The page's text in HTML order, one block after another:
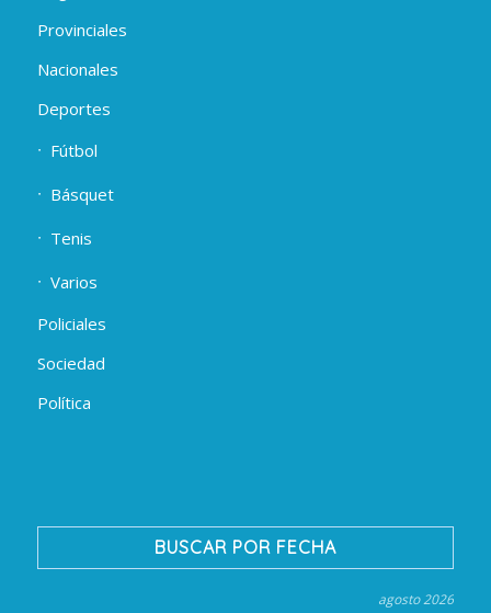
Provinciales
Nacionales
Deportes
Fútbol
Básquet
Tenis
Varios
Policiales
Sociedad
Política
BUSCAR POR FECHA
agosto 2026